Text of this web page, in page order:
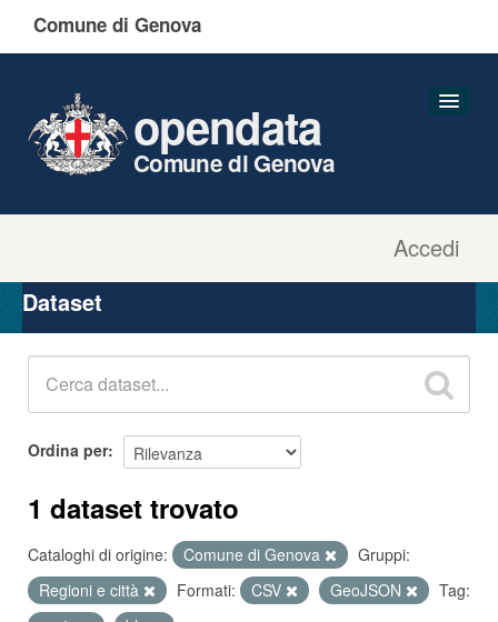
Comune di Genova
Accedi
opendata
Comune di Genova
Organizzazioni
Gruppi
Dataset
Ordina per
1 dataset trovato
Cataloghi di origine: Comune di Genova
Gruppi:
Regioni e città
Formati: CSV GeoJSON
Tag: